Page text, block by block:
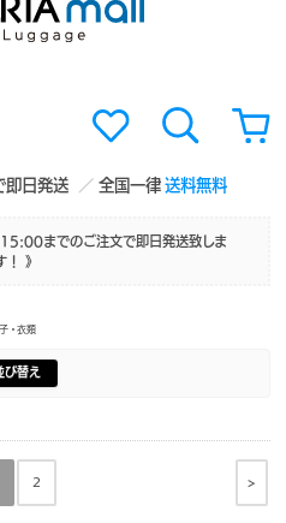
即日発送 全国一律送料無料
15:00までのご注文で即日発送致しま
！ 》
・衣類
び替え
>
2